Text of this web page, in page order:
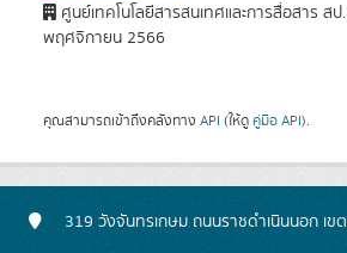
ศูนย์เทคโนโลยีสารสนเทศและการสื่อสาร ส
พฤศจิกายน 2566
คุณสามารถเข้าถึงคลังทาง API (ให้ดู คู่มือ API).
319 วังจันทรเกษม ถนนราชดำเนินนอก เ